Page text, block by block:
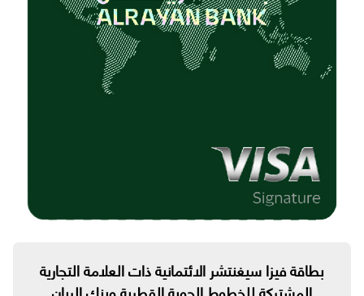
بطاقة فيزا سيغنتشر الائتمانية ذات العلامة التجارية